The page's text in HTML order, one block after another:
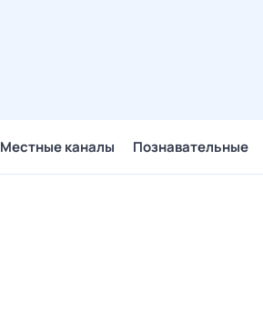
Местные каналы Познавательные